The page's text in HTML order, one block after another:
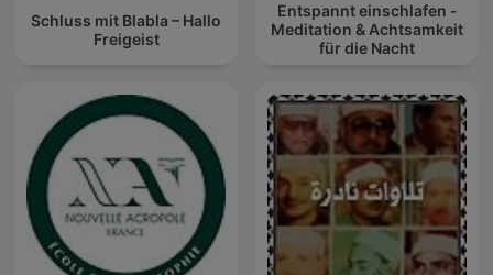
Schluss mit Blabla – Hallo
Freigeist
Entspannt einschlafen -
Meditation & Achtsamkeit
für die Nacht